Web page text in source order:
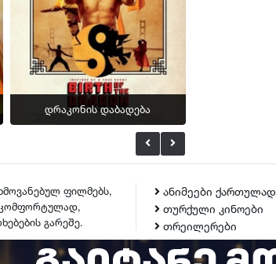
დრაკონის დაბადება
ფილმებს,
კომფორტულად,
გარეშე.
ანიმეები ქართულად
თურქული კინოები
თრეილერები